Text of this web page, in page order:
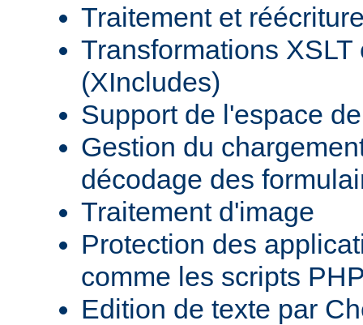
Traitement et
Transformations
(XIncludes)
Support de l'espace
Gestion du
décodage des
Traitement d'image
Protection des
comme les scripts
Edition de texte par